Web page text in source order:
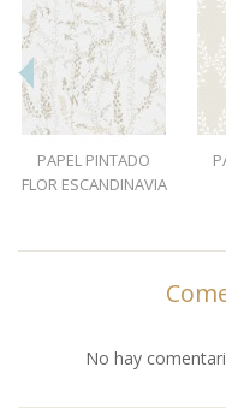
PAPEL PINTADO
FLOR ESCANDINAVIA
No hay